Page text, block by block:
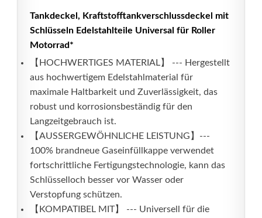
Tankdeckel, Kraftstofftankverschlussdeckel mit
Schlüsseln Edelstahlteile Universal für Roller
Motorrad*
【HOCHWERTIGES MATERIAL】 --- Hergestellt
aus hochwertigem Edelstahlmaterial für
maximale Haltbarkeit und Zuverlässigkeit, das
robust und korrosionsbeständig für den
Langzeitgebrauch ist.
【AUSSERGEWÖHNLICHE LEISTUNG】---
100% brandneue Gaseinfüllkappe verwendet
fortschrittliche Fertigungstechnologie, kann das
Schlüsselloch besser vor Wasser oder
Verstopfung schützen.
【KOMPATIBEL MIT】 --- Universell für die